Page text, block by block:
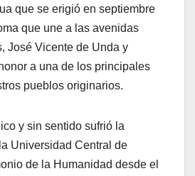
que se erigió en septiembre
que une a las avenidas
José Vicente de Unda y
a una de los principales
pueblos originarios.
y sin sentido sufrió la
Universidad Central de
de la Humanidad desde el